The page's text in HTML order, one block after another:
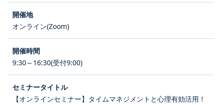
オンライン(Zoom)
9:30～16:30(受付9:00)
【オンラインセミナー】タイムマネジメントと心理有効活用！